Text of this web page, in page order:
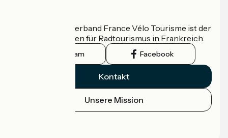
Der nationale Verband France Vélo Tourisme ist der
offizielle Leitfaden für Radtourismus in Frankreich.
Instagram Facebook
Kontakt
Unsere Mission